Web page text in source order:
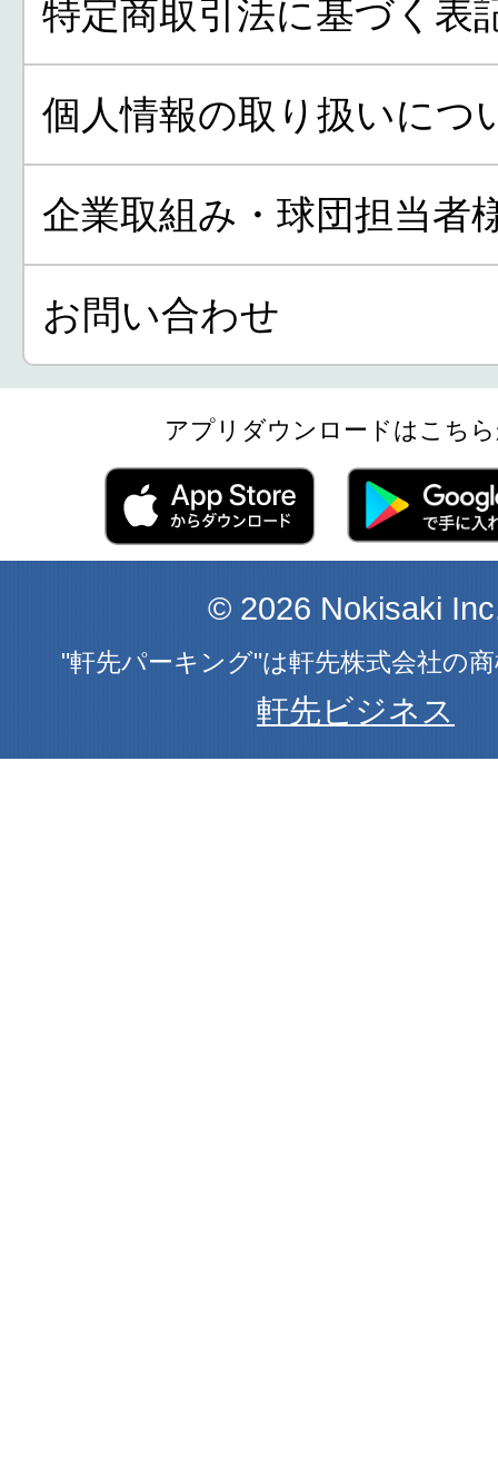
特定商取引法に基づく表
個人情報の取り扱いにつ
企業取組み・球団担当者
お問い合わせ
アプリダウンロードはこち
© 2026 Nokisaki
"軒先パーキング"は軒先株式会社の
軒先ビジネス